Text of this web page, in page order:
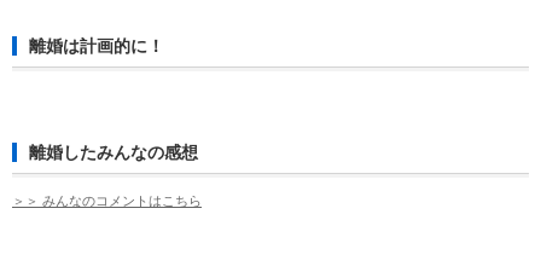
離婚は計画的に！
離婚したみんなの感想
＞＞ みんなのコメントはこちら